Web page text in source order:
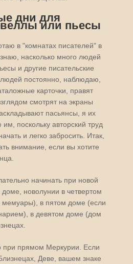
дни для
или пьесы
в "комнатах писателей" в
насколько много людей
и другие писательские
постоянно, наблюдаю,
карточки, правят
смотрят на экраны
пасьянсы, я их
поскольку авторский труд
и легко забросить. Итак,
внимание, если вы хотите
начинать при новой
новолунии в четвертом
в пятом доме (если
в девятом доме (дом
при прямом Меркурии. Если
Деве, вашем знаке